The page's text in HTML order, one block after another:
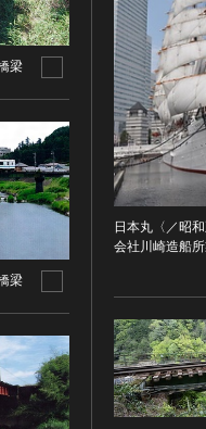
梁
梁
日本丸〈／昭
会社川崎造
文化を除く）